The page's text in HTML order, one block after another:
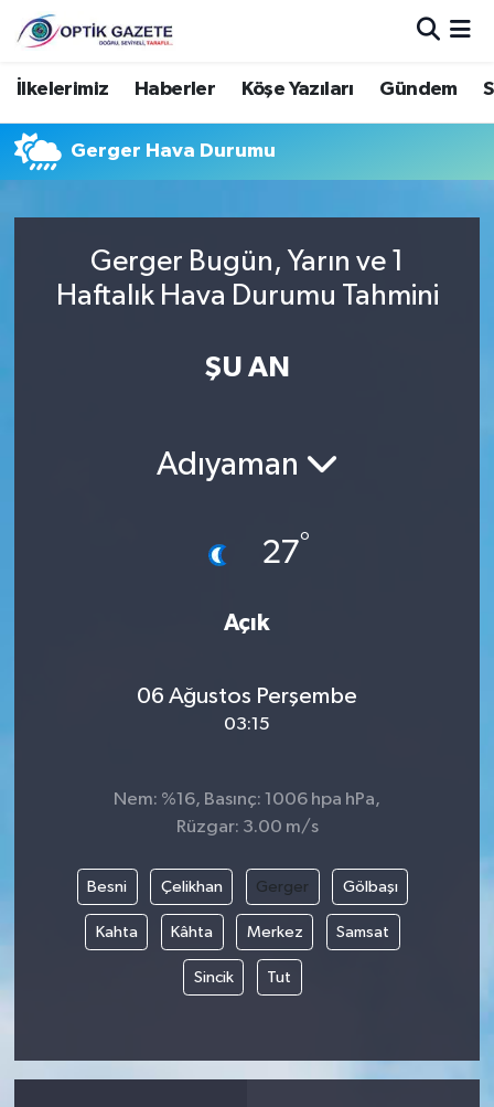
İlkelerimiz Haberler Köşe Yazıları Gündem
Gerger Hava Durumu
Gerger Bugün, Yarın ve 1
Haftalık Hava Durumu Tahmini
ŞU AN
Adıyaman
27°
Açık
06 Ağustos Perşembe
03:15
Nem: %16, Basınç: 1006 hpa hPa,
Rüzgar: 3.00 m/s
Besni Çelikhan Gerger Gölbaşı
Kahta Kâhta Merkez Samsat
Sincik Tut
Nöbetçi Eczaneler
Hava Durumu
Trafik Durumu
Süper Lig Puan Durumu ve Fikstür
Haber Arşivi